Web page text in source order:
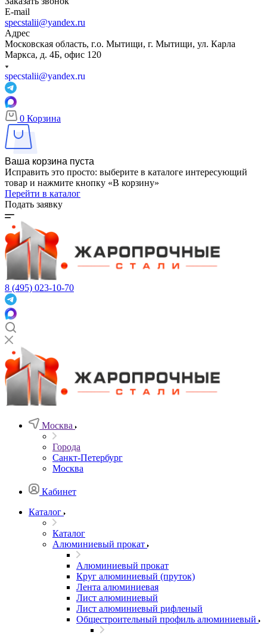
E-mail
specstalii@yandex.ru
Адрес
Московская область, г.о. Мытищи, г. Мытищи, ул. Карла
Маркса, д. 4Б, офис 120
specstalii@yandex.ru
0 Корзина
Ваша корзина пуста
Исправить это просто: выберите в каталоге интересующий
товар и нажмите кнопку «В корзину»
Перейти в каталог
Подать заявку
8 (495) 023-10-70
Москва
Города
Санкт-Петербург
Москва
Кабинет
Каталог
Каталог
Алюминиевый прокат
Алюминиевый прокат
Круг алюминиевый (пруток)
Лента алюминиевая
Лист алюминиевый
Лист алюминиевый рифленый
Общестроительный профиль алюминиевый